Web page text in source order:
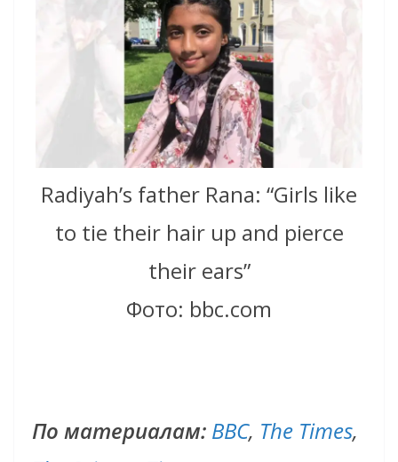
Radiyah’s father Rana: “Girls like
to tie their hair up and pierce
their ears”
Фото: bbc.com
По материалам: BBC, The Times,